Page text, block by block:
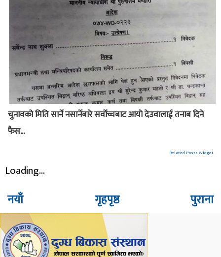
चुनावको मिति सार्ने नसार्नेबारे सर्वोच्चबाट आयो देउवालाई तनाब दिने
फैस...
Related Posts Widget
Loading...
नयाँ पुराना
गृहपृष्ठ